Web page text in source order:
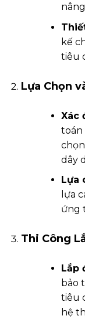
kế
tiêu
Lựa Chọn
Xác
toán
dây
Lựa
lựa
ứng
Thi Công
Lắp
bảo
tiêu
hệ